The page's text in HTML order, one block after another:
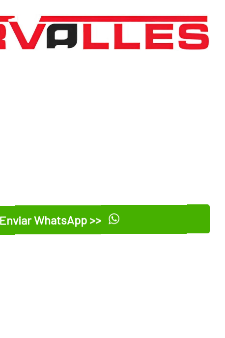
Enviar WhatsApp >>